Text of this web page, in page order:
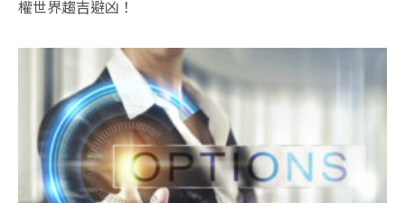
權世界趨吉避凶！